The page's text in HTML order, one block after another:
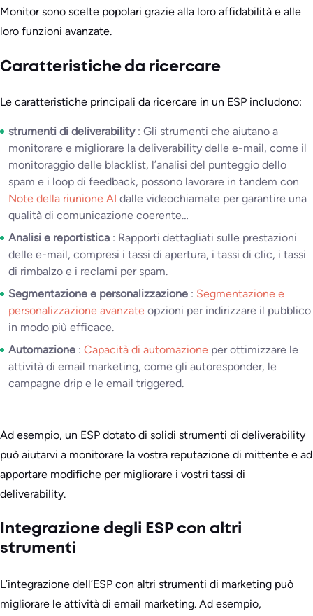
Monitor sono scelte popolari grazie alla loro affidabilità e alle
loro funzioni avanzate.
Caratteristiche da ricercare
Le caratteristiche principali da ricercare in un ESP includono:
strumenti di deliverability : Gli strumenti che aiutano a
monitorare e migliorare la deliverability delle e-mail, come il
monitoraggio delle blacklist, l’analisi del punteggio dello
spam e i loop di feedback, possono lavorare in tandem con
Note della riunione AI dalle videochiamate per garantire una
qualità di comunicazione coerente…
Analisi e reportistica : Rapporti dettagliati sulle prestazioni
delle e-mail, compresi i tassi di apertura, i tassi di clic, i tassi
di rimbalzo e i reclami per spam.
Segmentazione e personalizzazione : Segmentazione e
personalizzazione avanzate opzioni per indirizzare il pubblico
in modo più efficace.
Automazione : Capacità di automazione per ottimizzare le
attività di email marketing, come gli autoresponder, le
campagne drip e le email triggered.
Ad esempio, un ESP dotato di solidi strumenti di deliverability
può aiutarvi a monitorare la vostra reputazione di mittente e ad
apportare modifiche per migliorare i vostri tassi di
deliverability.
Integrazione degli ESP con altri
strumenti
L’integrazione dell’ESP con altri strumenti di marketing può
migliorare le attività di email marketing. Ad esempio,